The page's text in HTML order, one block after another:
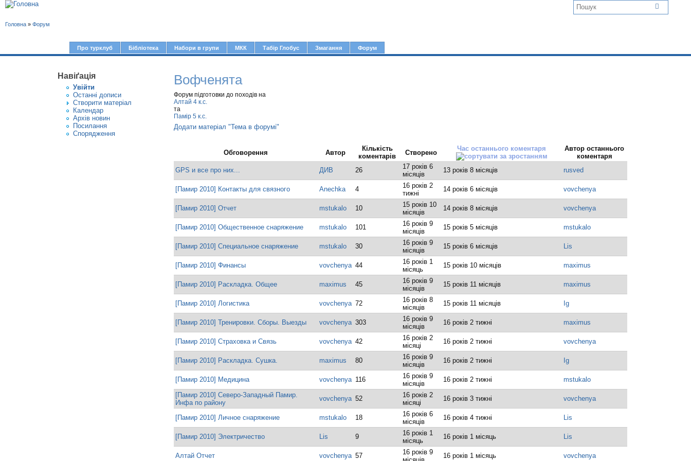
л
о
в
н
Про турклуб Бібліотека Набори в групи МКК Табір Глобус Змагання Форум
Головна » Форум
Навіґація
Увiйти
Останні дописи
Створити матерiал
Календар
Архів новин
Посилання
Спорядження
Вофченята
Форум підготовки до походів на
Алтай 4 к.с.
та
Памір 5 к.с.
Додати матеріал "Тема в форумі"
Обговорення Автор
Кількість
коментарів
Створено
Час останнього коментаря
Автор останнього
коментаря
GPS и все про них...
ДИВ 26
17 років 6
місяців
13 років 8 місяців rusved
[Памир 2010] Контакты для связного Anechka 4
16 років 2
тижні
14 років 6 місяців vovchenya
[Памир 2010] Отчет mstukalo 10
15 років 10
місяців
14 років 8 місяців vovchenya
[Памир 2010] Общественное снаряжение mstukalo 101
16 років 9
місяців
15 років 5 місяців mstukalo
[Памир 2010] Специальное снаряжение mstukalo 30
16 років 9
місяців
15 років 6 місяців Lis
[Памир 2010] Финансы vovchenya 44
16 років 1
місяць
15 років 10 місяців maximus
[Памир 2010] Раскладка. Общее maximus 45
16 років 9
місяців
15 років 11 місяців maximus
[Памир 2010] Логистика vovchenya 72
16 років 8
місяців
15 років 11 місяців Ig
[Памир 2010] Тренировки. Сборы. Выезды vovchenya 303
16 років 9
місяців
16 років 2 тижні maximus
[Памир 2010] Страховка и Связь vovchenya 42
16 років 2
місяці
16 років 2 тижні vovchenya
[Памир 2010] Раскладка. Сушка. maximus 80
16 років 9
місяців
16 років 2 тижні Ig
[Памир 2010] Медицина vovchenya 116
16 років 9
місяців
16 років 2 тижні
mstukalo
[Памир 2010] Северо-Западный Памир.
Инфа по району
vovchenya 52
16 років 2
місяці
16 років 3 тижні vovchenya
[Памир 2010] Личное снаряжение mstukalo 18
16 років 6
місяців
16 років 4 тижні Lis
[Памир 2010] Электричество Lis 9
16 років 1
місяць
16 років 1 місяць Lis
Алтай Отчет vovchenya 57
16 років 9
16 років 1 місяць
vovchenya